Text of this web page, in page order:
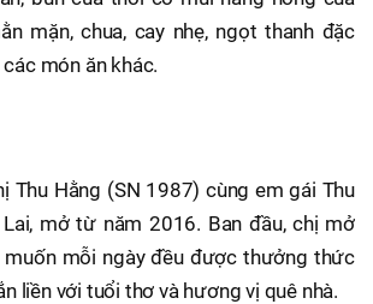
mặn, chua, cay nhẹ, ngọt thanh đặc
món ăn khác.
Thu Hằng (SN 1987) cùng em gái Thu
Lai, mở từ năm 2016. Ban đầu, chị mở
muốn mỗi ngày đều được thưởng thức
liền với tuổi thơ và hương vị quê nhà.